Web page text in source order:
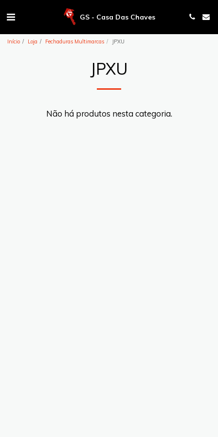
GS - Casa Das Chaves
Início Loja Fechaduras Multimarcas JPXU
JPXU
Não há produtos nesta categoria.